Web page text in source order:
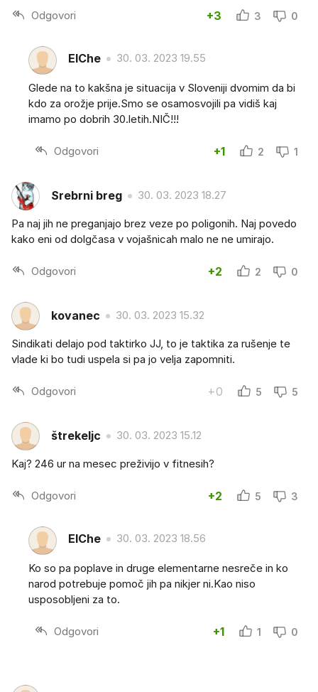
Odgovori +3 3 0
ElChe 30. 03. 2023 19.55
Glede na to kakšna je situacija v Sloveniji dvomim da bi
kdo za orožje prije.Smo se osamosvojili pa vidiš kaj
imamo po dobrih 30.letih.NIČ!!!
Odgovori +1 2 1
Srebrni breg 30. 03. 2023 18.27
Pa naj jih ne preganjajo brez veze po poligonih. Naj povedo
kako eni od dolgčasa v vojašnicah malo ne ne umirajo.
Odgovori +2 2 0
kovanec 30. 03. 2023 15.32
Sindikati delajo pod taktirko JJ, to je taktika za rušenje te
vlade ki bo tudi uspela si pa jo velja zapomniti.
Odgovori +0 5 5
štrekeljc 30. 03. 2023 15.12
Kaj? 246 ur na mesec preživijo v fitnesih?
Odgovori +2 5 3
ElChe 30. 03. 2023 18.56
Ko so pa poplave in druge elementarne nesreče in ko
narod potrebuje pomoč jih pa nikjer ni.Kao niso
usposobljeni za to.
Odgovori +1 1 0